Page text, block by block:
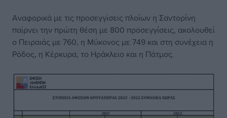
Αναφορικά με τις προσεγγίσεις πλοίων η Σαντορίνη
παίρνει την πρώτη θέση με 800 προσεγγίσεις, ακολουθεί
ο Πειραιάς με 760, η Μύκονος με 749 και στη συνέχεια η
Ρόδος, η Κέρκυρα, το Ηράκλειο και η Πάτμος.